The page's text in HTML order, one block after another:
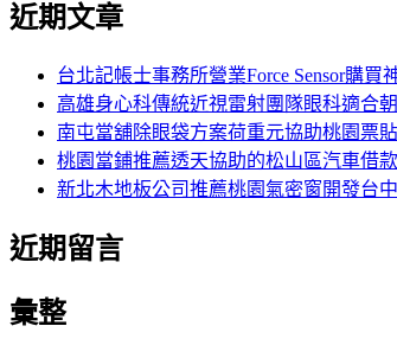
近期文章
台北記帳士事務所營業Force Sensor購買
高雄身心科傳統近視雷射團隊眼科適合
南屯當舖除眼袋方案荷重元協助桃園票
桃園當鋪推薦透天協助的松山區汽車借
新北木地板公司推薦桃園氣密窗開發台
近期留言
彙整